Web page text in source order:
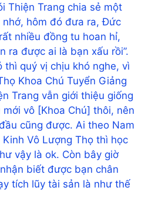
Thiện Trang chia sẻ một
nhớ, hôm đó đưa ra, Đức
nhiều đồng tu hoan hỉ,
ra được ai là bạn xấu rồi”.
thì quý vị chịu khó nghe, vì
Khoa Chú Tuyển Giảng
Trang vẫn giới thiệu giống
mới vô [Khoa Chú] thôi, nên
cũng được. Ai theo Nam
Vô Lượng Thọ thì học
vậy là ok. Còn bây giờ
biết được bạn chân
tích lũy tài sản là như thế